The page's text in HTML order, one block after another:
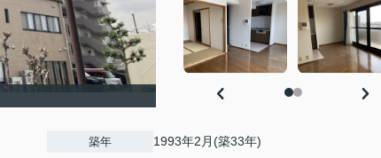
築年 1993年2月(築33年)